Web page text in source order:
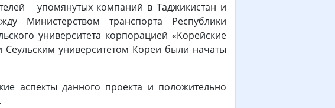
упомянутых компаний в Таджикистан и
Министерством транспорта Республики
университета корпорацией «Корейские
университетом Кореи были начаты
аспекты данного проекта и положительно